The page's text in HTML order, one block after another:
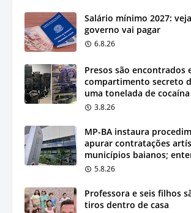
Salário mínimo 2027:
governo vai pagar
6.8.26
Presos são encontrados
compartimento secreto
uma tonelada de cocaína
3.8.26
MP-BA instaura
apurar contratações
municípios baianos;
5.8.26
Professora e seis filhos
tiros dentro de casa